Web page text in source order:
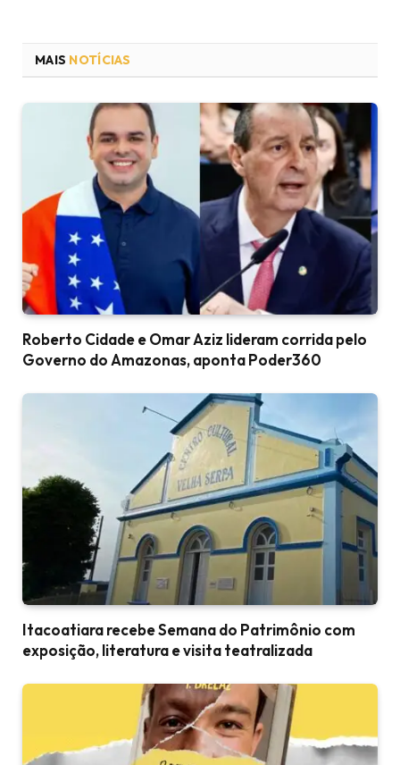
MAIS NOTÍCIAS
Roberto Cidade e Omar Aziz lideram corrida pelo
Governo do Amazonas, aponta Poder360
Itacoatiara recebe Semana do Patrimônio com
exposição, literatura e visita teatralizada